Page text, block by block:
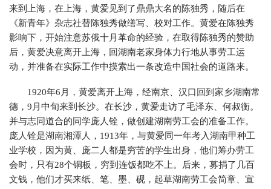
来到上海，在上海，黄爱见到了鼎鼎大名的陈独秀，随后在
《新青年》杂志社替陈独秀做缮写、校对工作。黄爱在陈独秀
影响下，开始注意苏俄十月革命的经验，在取得陈独秀的赞助
后，黄爱决意离开上海，回湖南老家身体力行地从事劳工运
动，并准备在实际工作中摸索出一条改造中国社会的道路来。
1920年6月，黄爱离开上海，经南京、汉口回到家乡湖南常
德，9月中旬来到长沙。在长沙，黄爱走访了毛泽东、何叔衡。
并与志同道合的同学庞人铨，做创建湖南劳工会的准备工作。
庞人铨是湖南湘潭人，1913年，与黄爱同一年考入湖南甲种工
业学校，因为黄、庞二人都是穷苦的学生出身，他们筹办劳工
会时，只有28个铜板，穷到连饭都吃不上。后来，募捐了几百
文钱，他们才买来纸、笔、墨、砚，起草湖南劳工会简章、宣